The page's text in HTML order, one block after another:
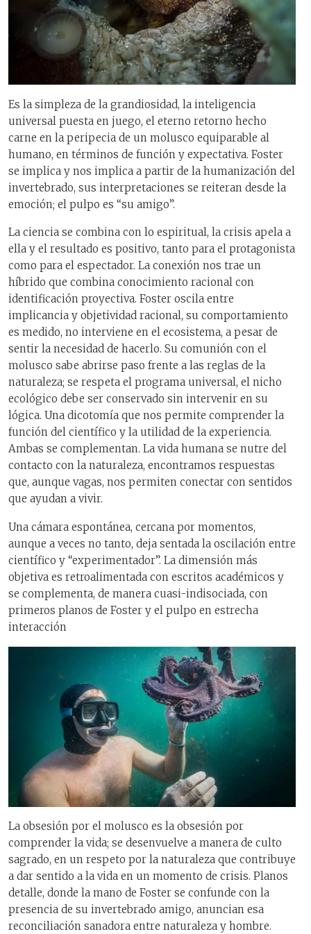
Es la simpleza de la grandiosidad, la inteligencia
universal puesta en juego, el eterno retorno hecho
carne en la peripecia de un molusco equiparable al
humano, en términos de función y expectativa. Foster
se implica y nos implica a partir de la humanización del
invertebrado, sus interpretaciones se reiteran desde la
emoción; el pulpo es “su amigo”.
La ciencia se combina con lo espiritual, la crisis apela a
ella y el resultado es positivo, tanto para el protagonista
como para el espectador. La conexión nos trae un
híbrido que combina conocimiento racional con
identificación proyectiva. Foster oscila entre
implicancia y objetividad racional, su comportamiento
es medido, no interviene en el ecosistema, a pesar de
sentir la necesidad de hacerlo. Su comunión con el
molusco sabe abrirse paso frente a las reglas de la
naturaleza; se respeta el programa universal, el nicho
ecológico debe ser conservado sin intervenir en su
lógica. Una dicotomía que nos permite comprender la
función del científico y la utilidad de la experiencia.
Ambas se complementan. La vida humana se nutre del
contacto con la naturaleza, encontramos respuestas
que, aunque vagas, nos permiten conectar con sentidos
que ayudan a vivir.
Una cámara espontánea, cercana por momentos,
aunque a veces no tanto, deja sentada la oscilación entre
científico y “experimentador”. La dimensión más
objetiva es retroalimentada con escritos académicos y
se complementa, de manera cuasi-indisociada, con
primeros planos de Foster y el pulpo en estrecha
interacción
La obsesión por el molusco es la obsesión por
comprender la vida; se desenvuelve a manera de culto
sagrado, en un respeto por la naturaleza que contribuye
a dar sentido a la vida en un momento de crisis. Planos
detalle, donde la mano de Foster se confunde con la
presencia de su invertebrado amigo, anuncian esa
reconciliación sanadora entre naturaleza y hombre.